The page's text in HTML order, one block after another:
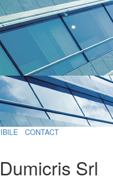
CONTACT
Srl